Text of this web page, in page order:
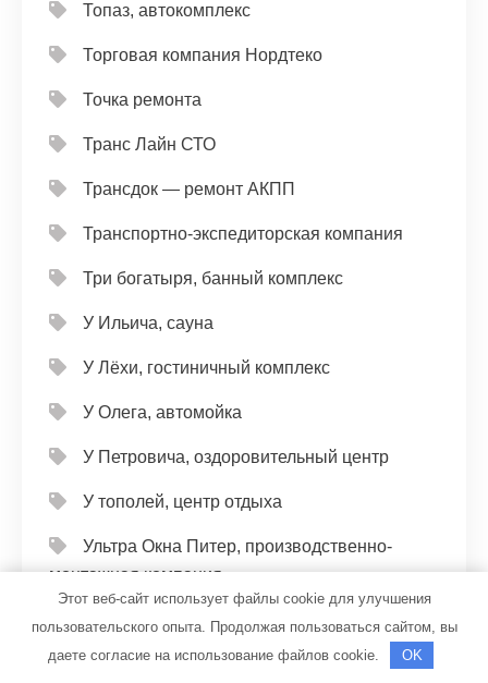
Топаз, автокомплекс
Торговая компания Нордтеко
Точка ремонта
Транс Лайн СТО
Трансдок — ремонт АКПП
Транспортно-экспедиторская компания
Три богатыря, банный комплекс
У Ильича, сауна
У Лёхи, гостиничный комплекс
У Олега, автомойка
У Петровича, оздоровительный центр
У тополей, центр отдыха
Ультра Окна Питер, производственно-
монтажная компания
Универсал, автомойка
Универсал, автомойка
Этот веб-сайт использует файлы cookie для улучшения
пользовательского опыта. Продолжая пользоваться сайтом, вы
даете согласие на использование файлов cookie.
OK